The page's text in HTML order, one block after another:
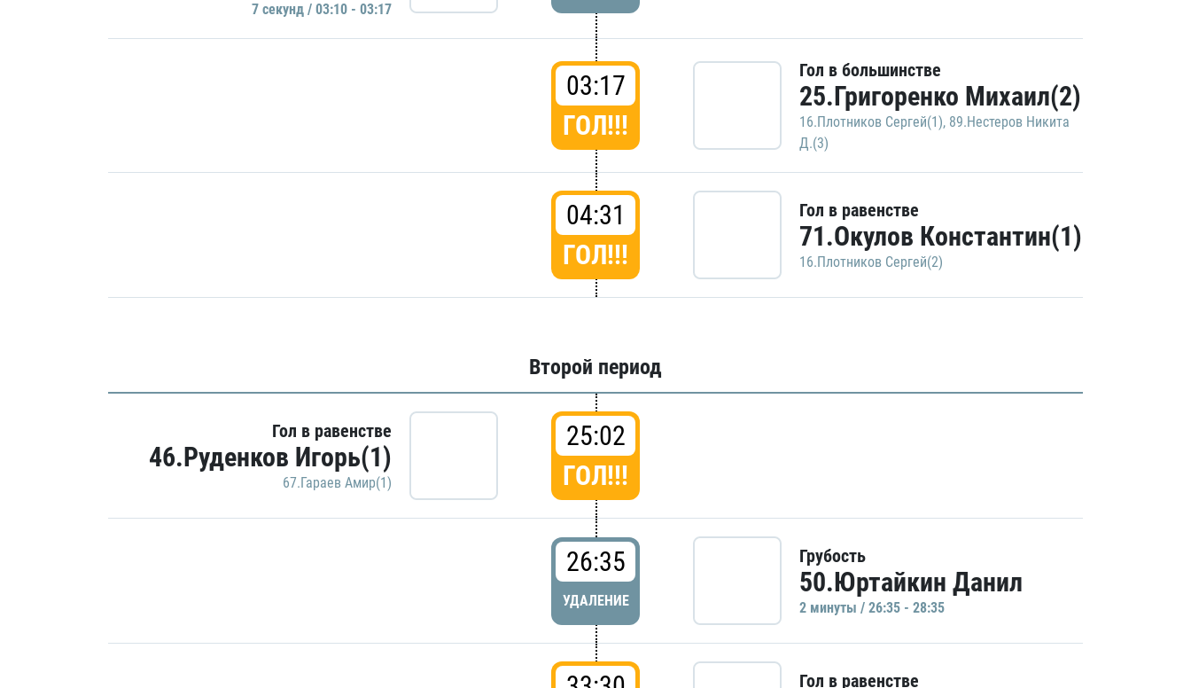
7 секунд / 03:10 - 03:17
03:17
ГОЛ!!!
Гол в большинстве
25.Григоренко Михаил(2)
16.Плотников Сергей(1), 89.Нестеров Никита
Д.(3)
04:31
ГОЛ!!!
Гол в равенстве
71.Окулов Константин(1)
16.Плотников Сергей(2)
Второй период
Гол в равенстве
46.Руденков Игорь(1)
67.Гараев Амир(1)
25:02
ГОЛ!!!
26:35
УДАЛЕНИЕ
Грубость
50.Юртайкин Данил
2 минуты / 26:35 - 28:35
Гол в равенстве